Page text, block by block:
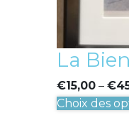
La
€15,00 – €
Choix des